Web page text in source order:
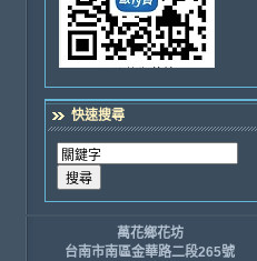
快速搜尋
萬花鄉花坊
台南市南區金華路二段265號